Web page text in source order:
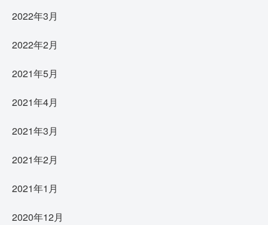
2022年3月
2022年2月
2021年5月
2021年4月
2021年3月
2021年2月
2021年1月
2020年12月